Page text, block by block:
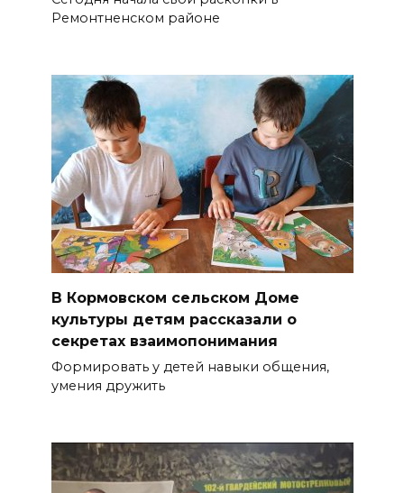
Ремонтненском районе
В Кормовском сельском Доме
культуры детям рассказали о
секретах взаимопонимания
Формировать у детей навыки общения,
умения дружить